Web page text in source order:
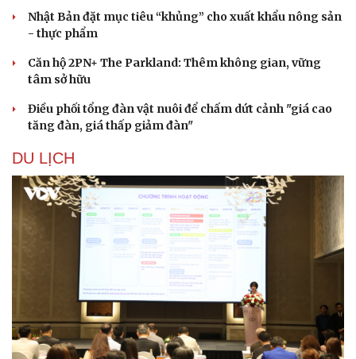
Nhật Bản đặt mục tiêu “khủng” cho xuất khẩu nông sản
- thực phẩm
Căn hộ 2PN+ The Parkland: Thêm không gian, vững
tâm sở hữu
Điều phối tổng đàn vật nuôi để chấm dứt cảnh "giá cao
tăng đàn, giá thấp giảm đàn"
DU LỊCH